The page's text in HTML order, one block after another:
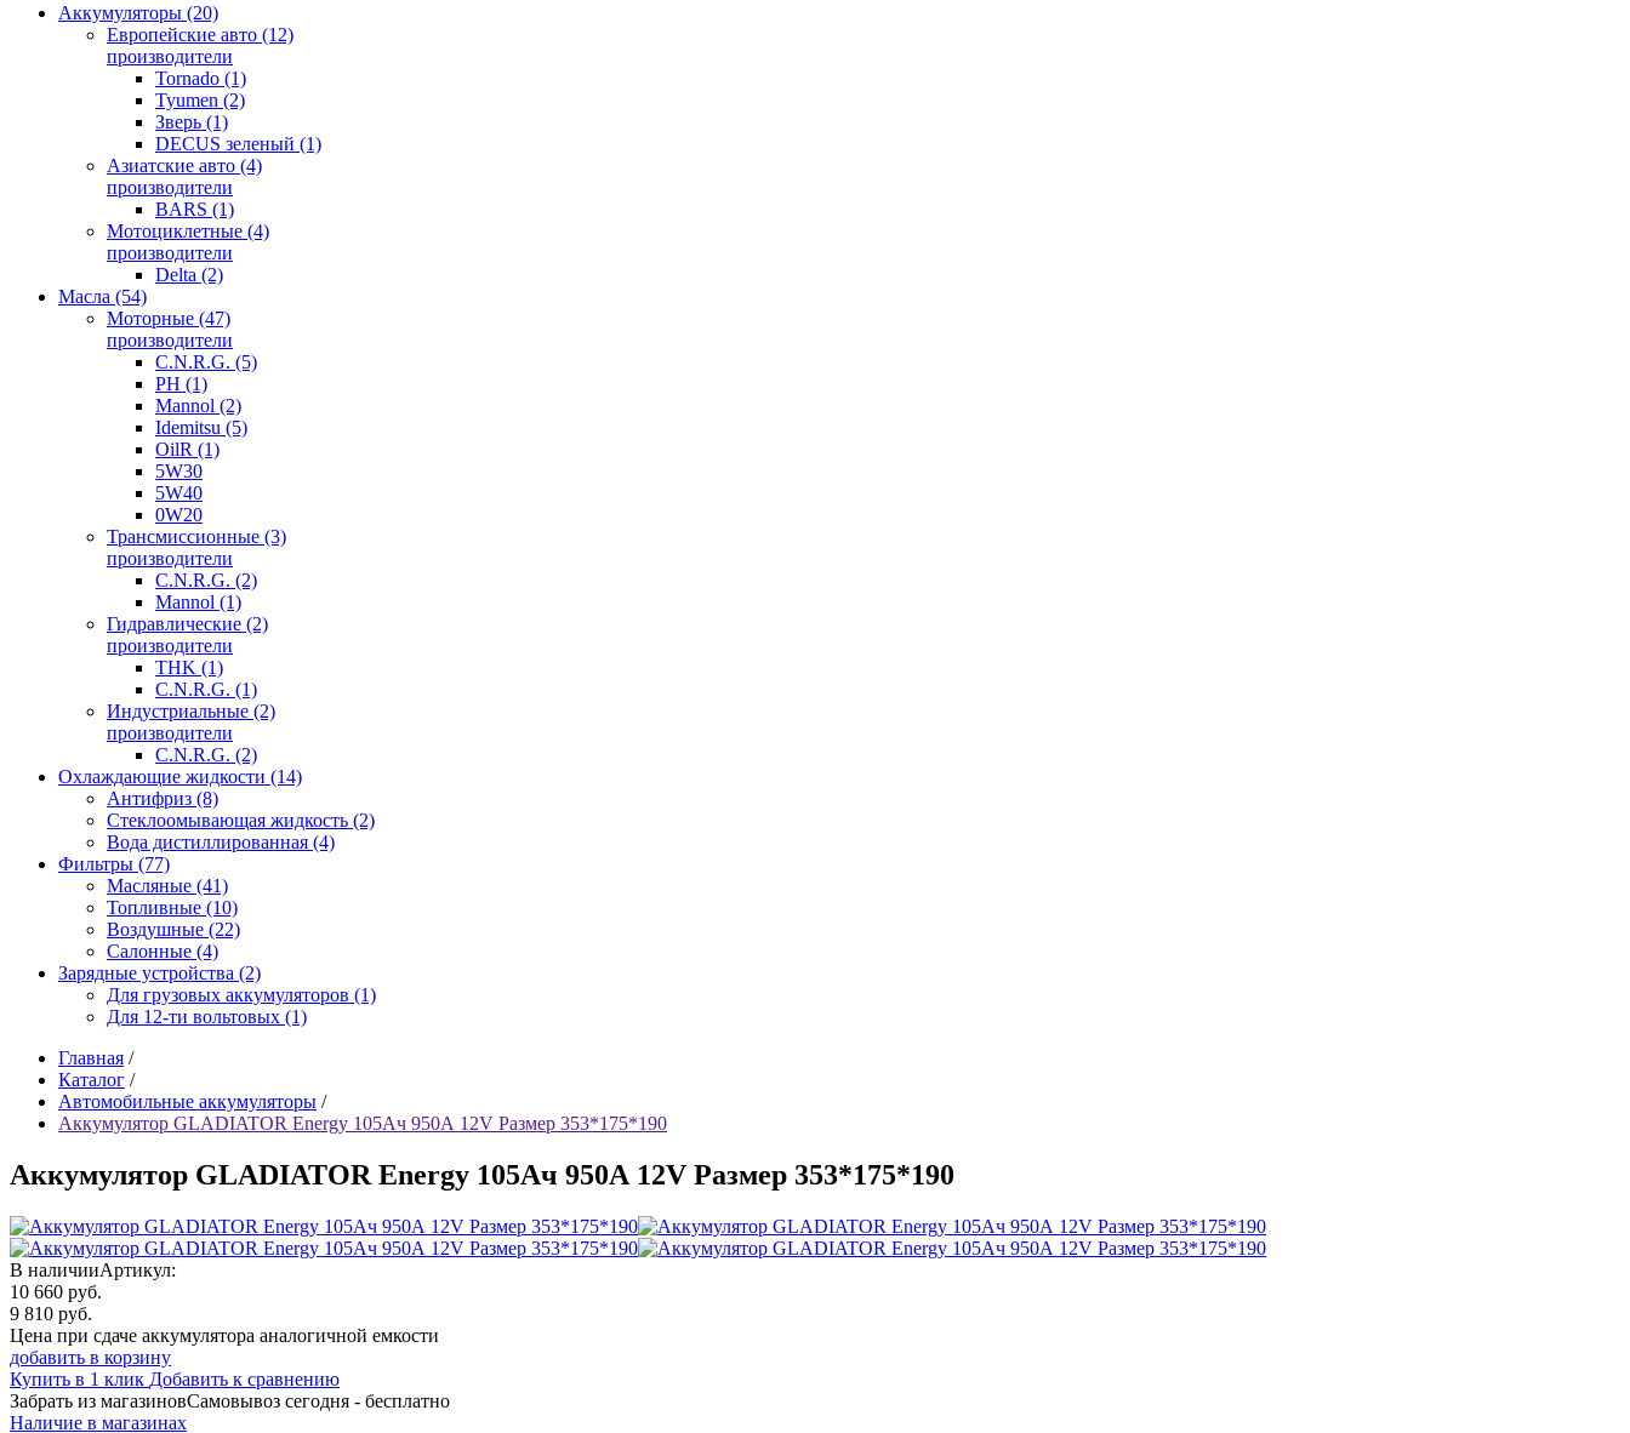
Аккумуляторы (20)
Европейские авто (12)
производители
Tornado (1)
Tyumen (2)
Зверь (1)
DECUS зеленый (1)
Азиатские авто (4)
производители
BARS (1)
Мотоциклетные (4)
производители
Delta (2)
Масла (54)
Моторные (47)
производители
C.N.R.G. (5)
РН (1)
Mannol (2)
Idemitsu (5)
OilR (1)
5W30
5W40
0W20
Трансмиссионные (3)
производители
C.N.R.G. (2)
Mannol (1)
Гидравлические (2)
производители
THK (1)
C.N.R.G. (1)
Индустриальные (2)
производители
C.N.R.G. (2)
Охлаждающие жидкости (14)
Антифриз (8)
Стеклоомывающая жидкость (2)
Вода дистиллированная (4)
Фильтры (77)
Масляные (41)
Топливные (10)
Воздушные (22)
Салонные (4)
Зарядные устройства (2)
Для грузовых аккумуляторов (1)
Для 12-ти вольтовых (1)
Главная /
Каталог /
Автомобильные аккумуляторы /
Аккумулятор GLADIATOR Energy 105Ач 950А 12V Размер 353*175*190
Аккумулятор GLADIATOR Energy 105Ач 950А 12V Размер 353*175*190
В наличииАртикул:
10 660 руб.
9 810 руб.
Цена при сдаче аккумулятора аналогичной емкости
добавить в корзину
Купить в 1 клик Добавить к сравнению
Забрать из магазиновСамовывоз сегодня - бесплатно
Наличие в магазинах